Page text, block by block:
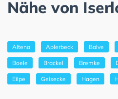
Nähe von
Altena Aplerbeck Balve
Boele Brackel Bremke
Eilpe Geisecke Hagen